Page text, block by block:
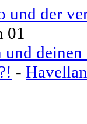
und der
01
-